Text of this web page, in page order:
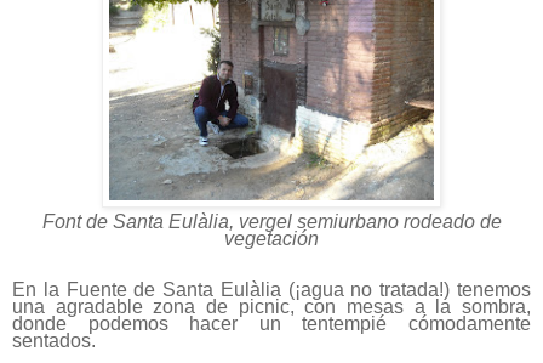
Font de Santa Eulàlia, vergel semiurbano rodeado de
vegetación
En la Fuente de Santa Eulàlia (¡agua no tratada!) tenemos
una agradable zona de picnic, con mesas a la sombra,
donde podemos hacer un tentempié cómodamente
sentados.